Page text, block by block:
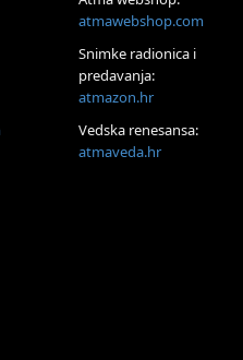
intuicije i Akaša zapisa
Zemlje
radionica sistemskih
koji mijenja tijelo, duh i um
i zajedništva
stres
atmawebshop.com
Snimke radionica i
predavanja:
atmazon.hr
Vedska renesansa:
atmaveda.hr